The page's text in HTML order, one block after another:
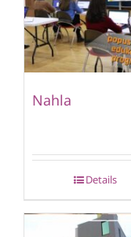
Nahla
Details